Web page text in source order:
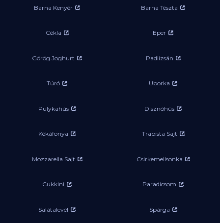
Barna Kenyér Barna Tészta
Cékla Eper
Görög Joghurt Padlizsán
Túró Uborka
Pulykahús Disznóhús
Kékáfonya Trapista Sajt
Mozzarella Sajt Csirkemellsonka
Cukkini Paradicsom
Salátalevél Spárga